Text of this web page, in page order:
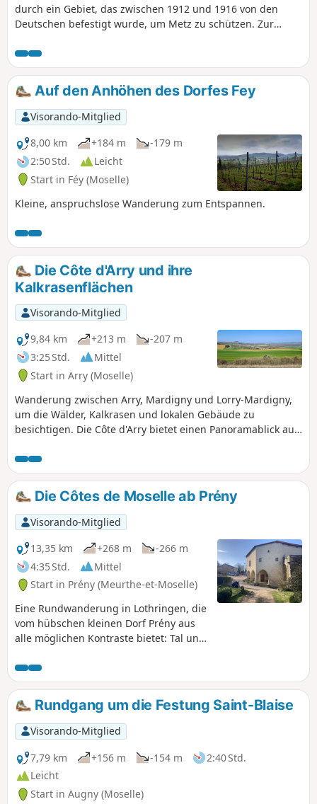
durch ein Gebiet, das zwischen 1912 und 1916 von den
Deutschen befestigt wurde, um Metz zu schützen. Zur
Elsass und die Mosel zum Deutschen Reich.
Auf den Anhöhen des Dorfes Fey
Visorando-Mitglied
8,00 km
+184 m
-179 m
2:50 Std.
Leicht
Start in Féy (Moselle)
Kleine, anspruchslose Wanderung zum Entspannen.
Die Côte d'Arry und ihre
Kalkrasenflächen
Visorando-Mitglied
9,84 km
+213 m
-207 m
3:25 Std.
Mittel
Start in Arry (Moselle)
Wanderung zwischen Arry, Mardigny und Lorry-Mardigny,
um die Wälder, Kalkrasen und lokalen Gebäude zu
besichtigen. Die Côte d'Arry bietet einen Panoramablick auf
mehrere Orchideenarten, Aster amelle, Stinkende
Nieswurz, Wiesen-Salbei, Kranichschnabel, Naturschmutz...
Fauna: Tagpfauenauge und Grünling, Steinschmätzer,
Goldammer, Hänfling, Drossel, Fink, Zilpzalp, Glattnatter,
Raubvögel...
Die Côtes de Moselle ab Prény
Visorando-Mitglied
13,35 km
+268 m
-266 m
4:35 Std.
Mittel
Start in Prény (Meurthe-et-Moselle)
Eine Rundwanderung in Lothringen, die
vom hübschen kleinen Dorf Prény aus
alle möglichen Kontraste bietet: Tal und
und Dorf, mittelalterliche Burg und TGV-
Strecke.
Rundgang um die Festung Saint-Blaise
Visorando-Mitglied
7,79 km
+156 m -154 m
2:40 Std.
Leicht
Start in Augny (Moselle)